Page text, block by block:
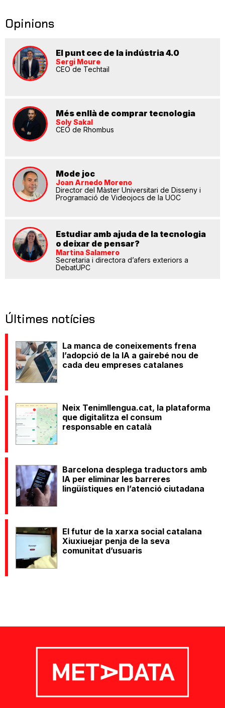
Opinions
El punt cec de la indústria 4.0
Sergi Moure
CEO de Techtail
Més enllà de comprar tecnologia
Soly Sakal
CEO de Rhombus
Mode joc
Joan Arnedo Moreno
Director del Màster Universitari de Disseny i
Programació de Videojocs de la UOC
Estudiar amb ajuda de la tecnologia
o deixar de pensar?
Martina Salamero
Secretaria i directora d’afers exteriors a
DebatUPC
Últimes notícies
La manca de coneixements frena
l’adopció de la IA a gairebé nou de
cada deu empreses catalanes
Neix Tenimllengua.cat, la plataforma
que digitalitza el consum
responsable en català
Barcelona desplega traductors amb
IA per eliminar les barreres
lingüístiques en l’atenció ciutadana
El futur de la xarxa social catalana
Xiuxiuejar penja de la seva
comunitat d’usuaris